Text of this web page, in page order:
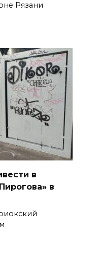
Рязани
в
в